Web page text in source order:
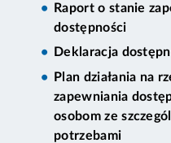
Raport o stanie
dostępności
Deklaracja
Plan działania na
zapewniania
osobom ze
potrzebami